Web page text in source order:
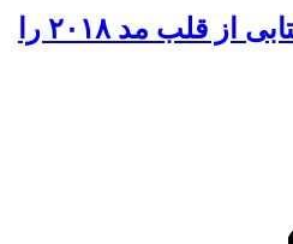
۷ مدل جدید عینک آفتابی از قلب مد ۲۰۱۸ را